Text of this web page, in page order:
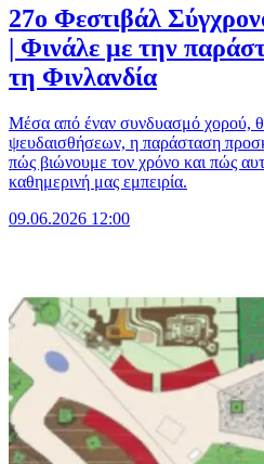
27ο Φεστιβάλ
| Φινάλε με την
τη Φινλανδία
Μέσα από έναν συνδυασμό χορού,
ψευδαισθήσεων, η παράσταση
πώς βιώνουμε τον χρόνο και πώς
καθημερινή μας εμπειρία.
09.06.2026 12:00